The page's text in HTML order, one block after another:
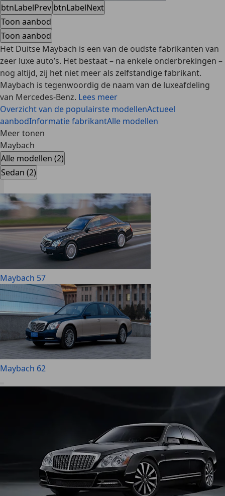
btnLabelPrev btnLabelNext
Toon aanbod
Toon aanbod
Het Duitse Maybach is een van de oudste fabrikanten van
zeer luxe auto’s. Het bestaat – na enkele onderbrekingen –
nog altijd, zij het niet meer als zelfstandige fabrikant.
Maybach is tegenwoordig de naam van de luxeafdeling
van Mercedes-Benz. Lees meer
Overzicht van de populairste modellenActueel
aanbodInformatie fabrikantAlle modellen
Meer tonen
Maybach
Alle modellen (2)
Sedan (2)
Maybach 57
Maybach 62